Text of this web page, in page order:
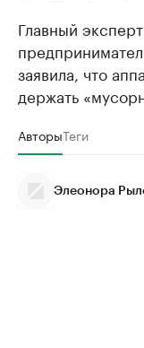
Главный
заявила, что
держать
АвторыТеги
Элеонора